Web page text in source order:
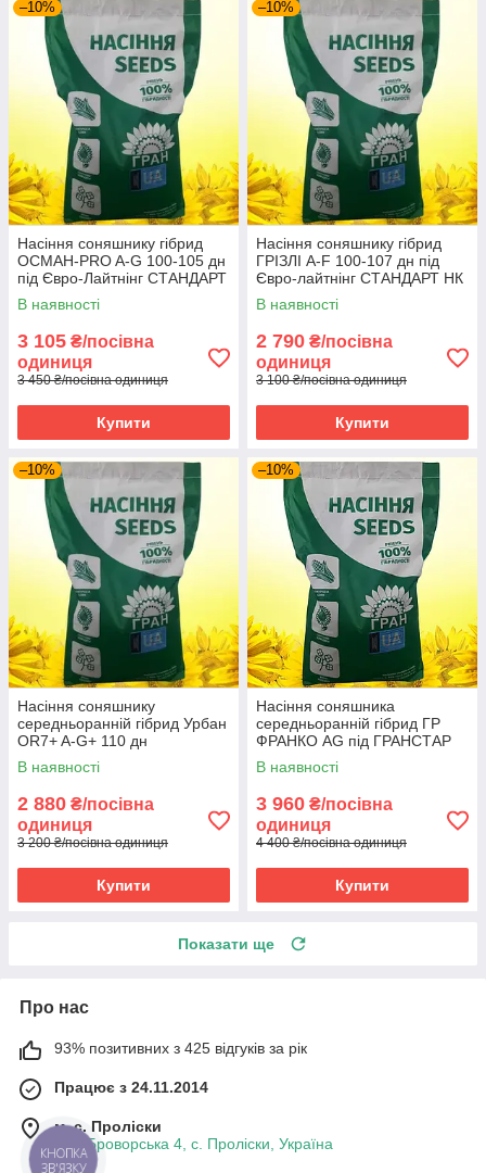
–10%
Насіння соняшнику гібрид
ОСМАН-PRO A-G 100-105 дн
під Євро-Лайтнінг СТАНДАРТ
НК Гран 2025 рік
В наявності
3 105 ₴/посівна
одиниця
3 450 ₴/посівна одиниця
Купити
–10%
Насіння соняшнику гібрид
ГРІЗЛІ A-F 100-107 дн під
Євро-лайтнінг СТАНДАРТ НК
Гран 2025 рік
В наявності
2 790 ₴/посівна
одиниця
3 100 ₴/посівна одиниця
Купити
–10%
Насіння соняшнику
середньоранній гібрид Урбан
OR7+ A-G+ 110 дн
СТАНДАРТ під гранстар НК
"Гран" 2025 рік
В наявності
2 880 ₴/посівна
одиниця
3 200 ₴/посівна одиниця
Купити
–10%
Насіння соняшника
середньоранній гібрид ГР
ФРАНКО AG під ГРАНСТАР
ЕКСТРА 2025 год
В наявності
3 960 ₴/посівна
одиниця
4 400 ₴/посівна одиниця
Купити
Показати ще
Про нас
93% позитивних з 425 відгуків за рік
Працює з 24.11.2014
м. с. Проліски
вул. Броворська 4, с. Проліски, Україна
КНОПКА
ЗВ'ЯЗКУ